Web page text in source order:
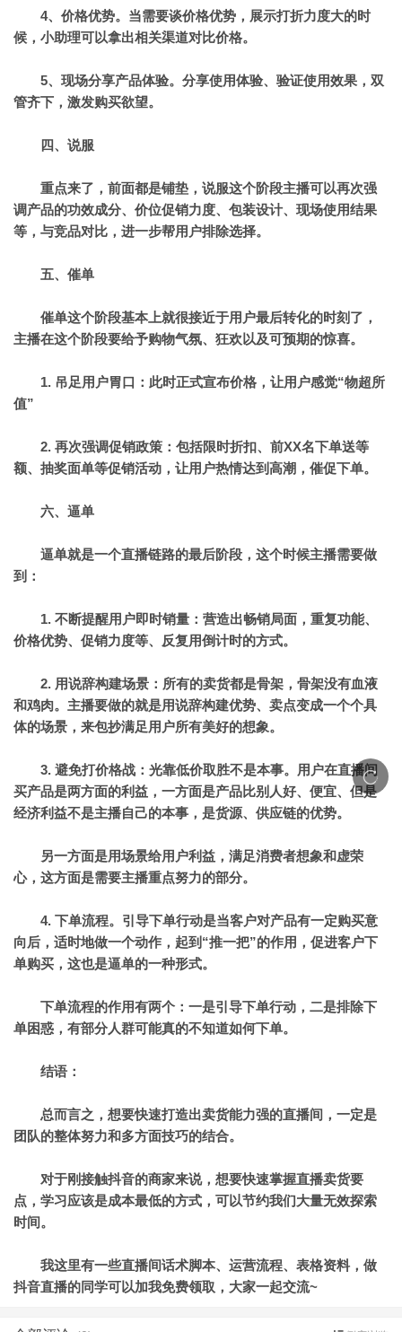
4、价格优势。 当需要谈价格优势，展示打折力度大的时
候，小助理可以拿出相关渠道对比价格。
5、现场分享产品体验。 分享使用体验、验证使用效果，双
管齐下，激发购买欲望。
四、说服
重点来了，前面都是铺垫，说服这个阶段主播可以再次强
调产品的功效成分、价位促销力度、包装设计、现场使用结果
等， 与竞品对比，进一步帮用户排除选择。
五、催单
催单这个阶段基本上就很接近于用户最后转化的时刻了，
主播在这个阶段要给予购物气氛、狂欢以及可预期的惊喜。
1. 吊足用户胃口： 此时正式宣布价格，让用户感觉“物超所
值”
2. 再次强调促销政策 ：包括限时折扣、前XX名下单送等
额、抽奖面单等促销活动，让用户热情达到高潮，催促下单。
六、逼单
逼单就是一个直播链路的最后阶段，这个时候主播需要做
到：
1. 不断提醒用户即时销量： 营造出畅销局面，重复功能、
价格优势、促销力度等、反复用倒计时的方式。
2. 用说辞构建场景： 所有的卖货都是骨架，骨架没有血液
和鸡肉。主播要做的就是用说辞构建优势、卖点变成一个个具
体的场景，来包抄满足用户所有美好的想象。
3. 避免打价格战 ：光靠低价取胜不是本事。用户在直播间
买产品是两方面的利益，一方面是产品比别人好、便宜、但是
经济利益不是主播自己的本事，是货源、供应链的优势。
另一方面是用场景给用户利益，满足消费者想象和虚荣
心，这方面是需要主播重点努力的部分。
4. 下单流程。 引导下单行动是当客户对产品有一定购买意
向后，适时地做一个动作，起到“推一把”的作用，促进客户下
单购买，这也是逼单的一种形式。
下单流程的作用有两个：一是引导下单行动，二是排除下
单困惑 ，有部分人群可能真的不知道如何下单。
结语：
总而言之，想要快速打造出卖货能力强的直播间，一定是
团队的整体努力和多方面技巧的结合。
对于刚接触抖音的商家来说，想要快速掌握直播卖货要
点，学习应该是成本最低的方式，可以节约我们大量无效探索
时间。
我这里有一些直播间话术脚本、运营流程、表格资料，做
抖音直播的同学可以加我免费领取，大家一起交流~